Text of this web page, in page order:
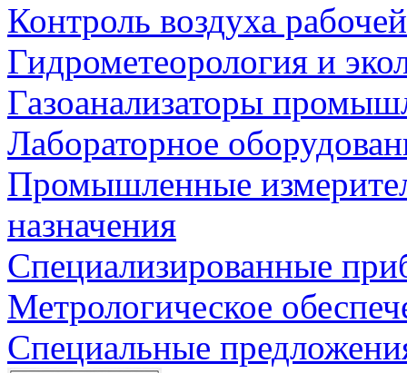
Контроль воздуха
Гидрометеорология и
Газоанализаторы
Лабораторное
Промышленные
назначения
Специализированные
Метрологическое
Специальные